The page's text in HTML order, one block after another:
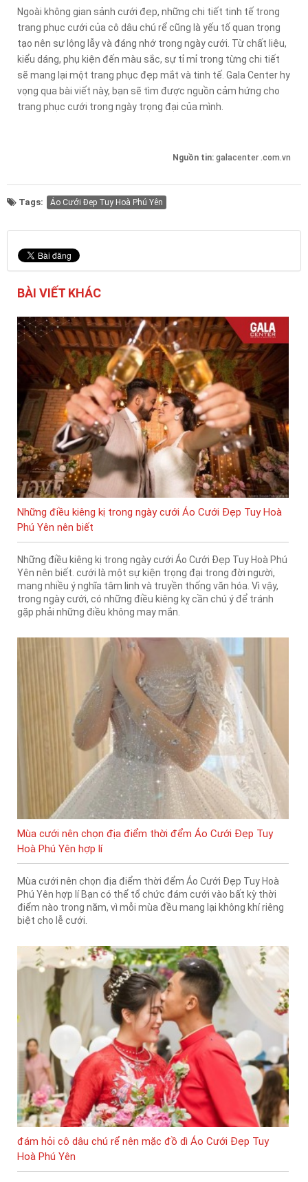
Ngoài không gian sảnh cưới đẹp, những chi tiết tinh tế trong
trang phục cưới của cô dâu chú rể cũng là yếu tố quan trọng
tạo nên sự lộng lẫy và đáng nhớ trong ngày cưới. Từ chất liệu,
kiểu dáng, phụ kiện đến màu sắc, sự tỉ mỉ trong từng chi tiết
sẽ mang lại một trang phục đẹp mắt và tinh tế. Gala Center hy
vọng qua bài viết này, bạn sẽ tìm được nguồn cảm hứng cho
trang phục cưới trong ngày trọng đại của mình.
Nguồn tin: galacenter .com.vn
Tags: Áo Cưới Đẹp Tuy Hoà Phú Yên
BÀI VIẾT KHÁC
Những điều kiêng kị trong ngày cưới Áo Cưới Đẹp Tuy Hoà
Phú Yên nên biết
Những điều kiêng kị trong ngày cưới Áo Cưới Đẹp Tuy Hoà Phú
Yên nên biết. cưới là một sự kiện trọng đại trong đời người,
mang nhiều ý nghĩa tâm linh và truyền thống văn hóa. Vì vậy,
trong ngày cưới, có những điều kiêng kỵ cần chú ý để tránh
gặp phải những điều không may mắn.
Mùa cưới nên chọn địa điểm thời đểm Áo Cưới Đẹp Tuy
Hoà Phú Yên hợp lí
Mùa cưới nên chọn địa điểm thời đểm Áo Cưới Đẹp Tuy Hoà
Phú Yên hợp lí Bạn có thể tổ chức đám cưới vào bất kỳ thời
điểm nào trong năm, vì mỗi mùa đều mang lại không khí riêng
biệt cho lễ cưới.
đám hỏi cô dâu chú rể nên mặc đồ dì Áo Cưới Đẹp Tuy
Hoà Phú Yên